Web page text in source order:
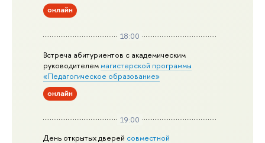
онлайн
18:00
Встреча абитуриентов с академическим
руководителеммагистерской программы
«Педагогическое образование»
онлайн
19:00
День открытых дверей совместной